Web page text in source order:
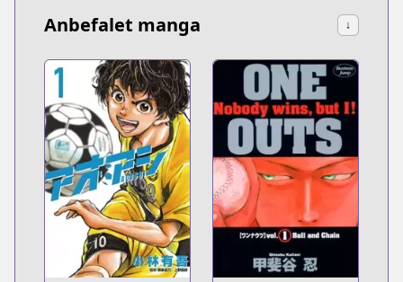
Anbefalet manga ↓